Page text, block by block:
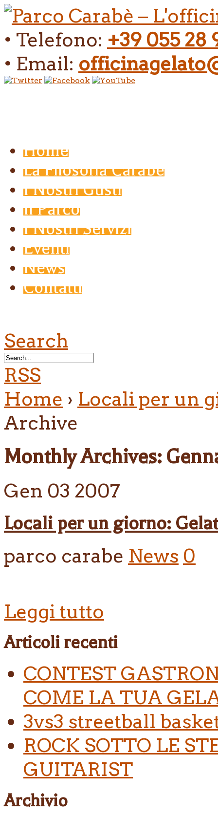
• Telefono: +39 055 28
• Email:
Home
La Filosofia Carabé
I Nostri Gusti
Il Parco
I Nostri Servizi
Eventi
News
Contatti
Search
RSS
Home › Locali per un
Archive
Monthly Archives:
Gen 03 2007
Locali per un giorno:
parco carabe News 0
Leggi tutto
Articoli recenti
CONTEST
COME LA TUA
3vs3 streetball
ROCK SOTTO LE
GUITARIST
Archivio